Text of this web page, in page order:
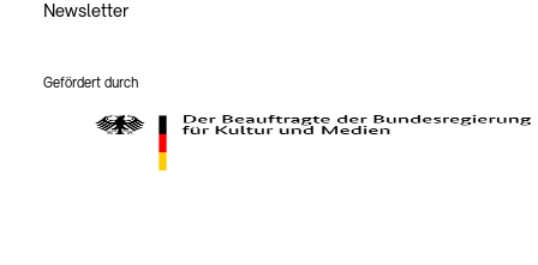
Newsletter
Gefördert durch